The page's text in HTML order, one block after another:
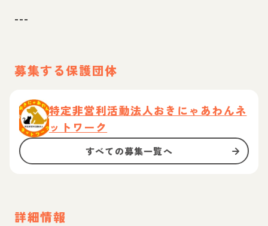
---
募集する保護団体
特定非営利活動法人おきにゃあわんネ
ットワーク
すべての募集一覧へ
詳細情報